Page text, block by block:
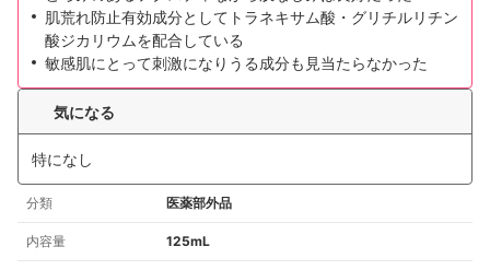
肌荒れ防止有効成分としてトラネキサム酸・グリチルリチン
酸ジカリウムを配合している
敏感肌にとって刺激になりうる成分も見当たらなかった
気になる
特になし
分類 医薬部外品
内容量 125mL